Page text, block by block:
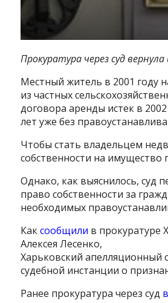
Прокуратура через суд
Местный житель в 2001 году
из частных
договора аренды истек в
лет уже без
Чтобы стать владельцем
собственности на имущество
Однако, как выяснилось, суд
право собственности за
необходимых
Каксообщили в прокуратуре
Алексея Лесенко,
Харьковский апелляционный
судебной инстанции о
Ранее прокуратура через суд